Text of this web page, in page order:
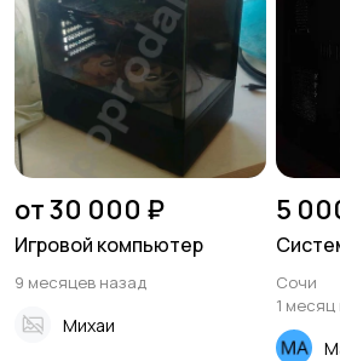
от 30 000 ₽
Игровой компьютер
9 месяцев назад
Михаи
5
Сочи
1